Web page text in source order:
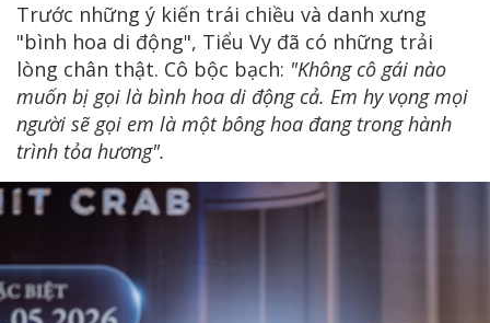
Trước những ý kiến trái chiều và danh xưng
"bình hoa di động", Tiểu Vy đã có những trải
lòng chân thật. Cô bộc bạch: "Không cô gái nào
muốn bị gọi là bình hoa di động cả. Em hy vọng mọi
người sẽ gọi em là một bông hoa đang trong hành
trình tỏa hương".